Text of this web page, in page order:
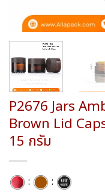
P2676 Jars
Brown Lid
15 กรัม
: :